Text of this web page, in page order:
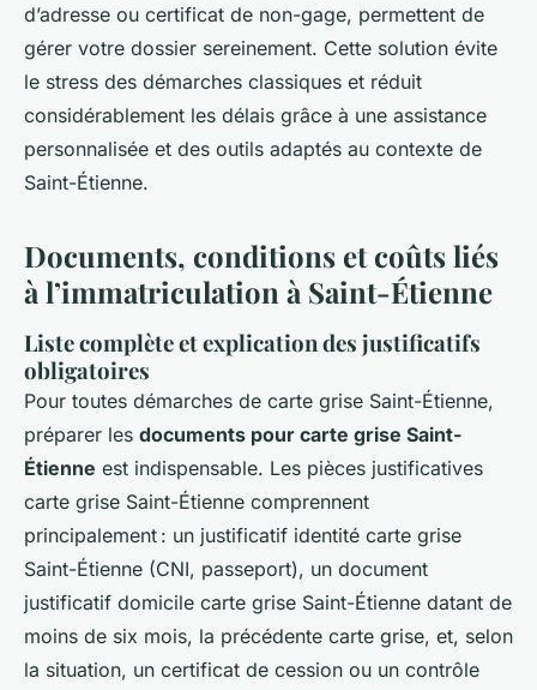
d’adresse ou certificat de non-gage, permettent de
gérer votre dossier sereinement. Cette solution évite
le stress des démarches classiques et réduit
considérablement les délais grâce à une assistance
personnalisée et des outils adaptés au contexte de
Saint-Étienne.
Documents, conditions et coûts liés
à l’immatriculation à Saint-Étienne
Liste complète et explication des justificatifs
obligatoires
Pour toutes démarches de carte grise Saint-Étienne,
préparer les documents pour carte grise Saint-
Étienne est indispensable. Les pièces justificatives
carte grise Saint-Étienne comprennent
principalement : un justificatif identité carte grise
Saint-Étienne (CNI, passeport), un document
justificatif domicile carte grise Saint-Étienne datant de
moins de six mois, la précédente carte grise, et, selon
la situation, un certificat de cession ou un contrôle